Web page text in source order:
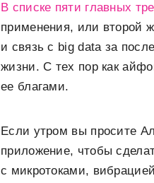
В списке пяти главных
применения, или второй
и связь с big data за
жизни. С тех пор как
ее благами.
Если утром вы просите
приложение, чтобы
с микротоками,